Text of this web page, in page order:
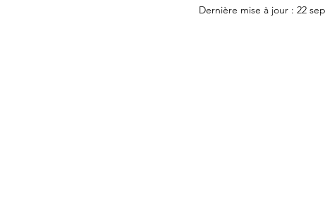
Dernière mise à jour : 22